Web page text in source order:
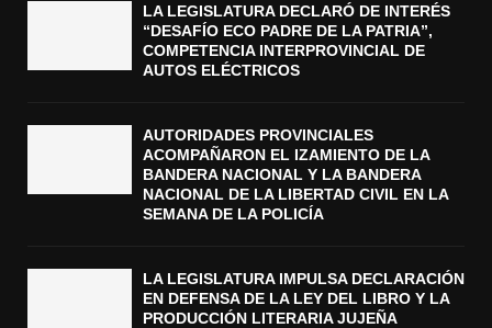
LA LEGISLATURA DECLARÓ DE INTERÉS
“DESAFÍO ECO PADRE DE LA PATRIA”,
COMPETENCIA INTERPROVINCIAL DE
AUTOS ELÉCTRICOS
AUTORIDADES PROVINCIALES
ACOMPAÑARON EL IZAMIENTO DE LA
BANDERA NACIONAL Y LA BANDERA
NACIONAL DE LA LIBERTAD CIVIL EN LA
SEMANA DE LA POLICÍA
LA LEGISLATURA IMPULSA DECLARACIÓN
EN DEFENSA DE LA LEY DEL LIBRO Y LA
PRODUCCIÓN LITERARIA JUJEÑA